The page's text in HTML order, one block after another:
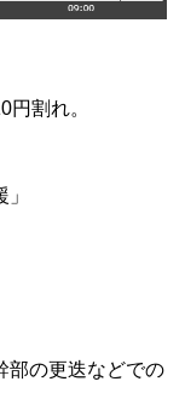
割れ。
部の更迭などでの